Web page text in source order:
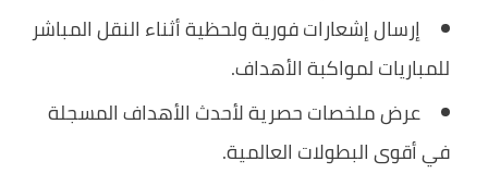
إرسال إشعارات فورية ولحظية أثناء النقل المباشر
للمباريات لمواكبة الأهداف.
عرض ملخصات حصرية لأحدث الأهداف المسجلة
في أقوى البطولات العالمية.